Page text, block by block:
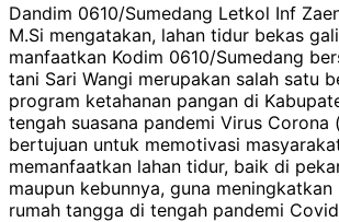
Dandim 0610/Sumedang Letkol Inf
M.Si mengatakan, lahan tidur bekas
manfaatkan Kodim 0610/Sumedang
tani Sari Wangi merupakan salah satu
program ketahanan pangan di
tengah suasana pandemi Virus Corona
bertujuan untuk memotivasi
memanfaatkan lahan tidur, baik di
maupun kebunnya, guna
rumah tangga di tengah pandemi